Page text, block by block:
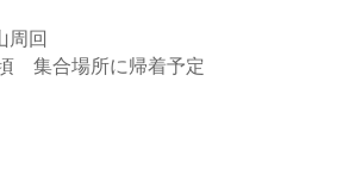
周回
集合場所に帰着予定